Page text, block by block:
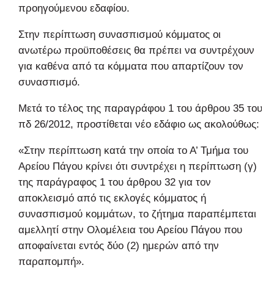
προηγούμενου εδαφίου.
Στην περίπτωση συνασπισμού κόμματος οι
ανωτέρω προϋποθέσεις θα πρέπει να συντρέχουν
για καθένα από τα κόμματα που απαρτίζουν τον
συνασπισμό.
Μετά το τέλος της παραγράφου 1 του άρθρου 35 του
πδ 26/2012, προστίθεται νέο εδάφιο ως ακολούθως:
«Στην περίπτωση κατά την οποία το Α’ Τμήμα του
Αρείου Πάγου κρίνει ότι συντρέχει η περίπτωση (γ)
της παράγραφος 1 του άρθρου 32 για τον
αποκλεισμό από τις εκλογές κόμματος ή
συνασπισμού κομμάτων, το ζήτημα παραπέμπεται
αμελλητί στην Ολομέλεια του Αρείου Πάγου που
αποφαίνεται εντός δύο (2) ημερών από την
παραπομπή».